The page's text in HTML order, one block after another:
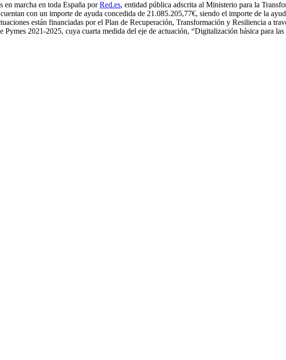
en marcha en toda España porRed.es, entidad pública adscrita al Ministerio para la
con un importe de ayuda concedida de 21.085.205,77€, siendo el importe de la
están financiadas por el Plan de Recuperación, Transformación y Resiliencia a
2021-2025, cuya cuarta medida del eje de actuación, “Digitalización básica para